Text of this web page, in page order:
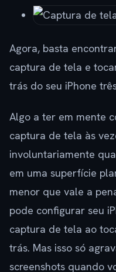
Agora, basta
captura de tela e
trás do seu iPhone
Algo a ter em mente
captura de tela às
involuntariamente
em uma superfície
menor que vale a
pode configurar seu
captura de tela ao
trás. Mas isso só
screenshots quando